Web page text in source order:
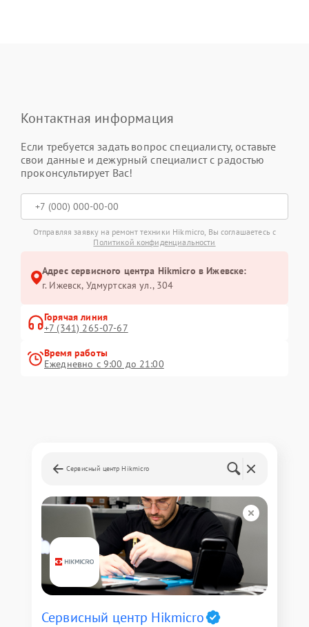
Контактная информация
Если требуется задать вопрос специалисту, оставьте
свои данные и дежурный специалист с радостью
проконсультирует Вас!
Отправляя заявку на ремонт техники Hikmicro, Вы соглашаетесь с
Политикой конфиденциальности
Адрес сервисного центра Hikmicro в Ижевске:
г. Ижевск, Удмуртская ул., 304
Горячая линия
+7 (341) 265-07-67
Время работы
Ежедневно с 9:00 до 21:00
Сервисный центр Hikmicro
Сервисный центр Hikmicro